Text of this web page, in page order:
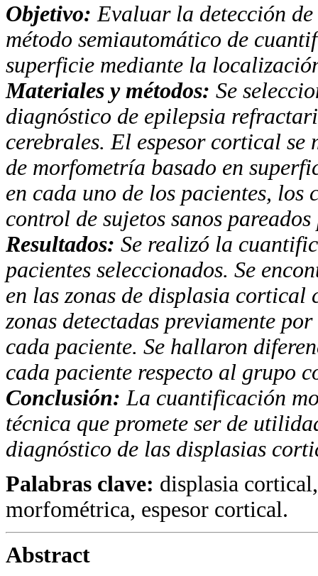
Objetivo: Evaluar la detección
método semiautomático de
superficie mediante la
Materiales y métodos: Se
diagnóstico de epilepsia
cerebrales. El espesor cortical
de morfometría basado en
en cada uno de los pacientes,
control de sujetos sanos
Resultados: Se realizó la
pacientes seleccionados. Se
en las zonas de displasia cortical
zonas detectadas previamente
cada paciente. Se hallaron
cada paciente respecto al grupo
Conclusión: La cuantificación
técnica que promete ser de
diagnóstico de las displasias
Palabras clave: displasia
morfométrica, espesor cortical.
Abstract